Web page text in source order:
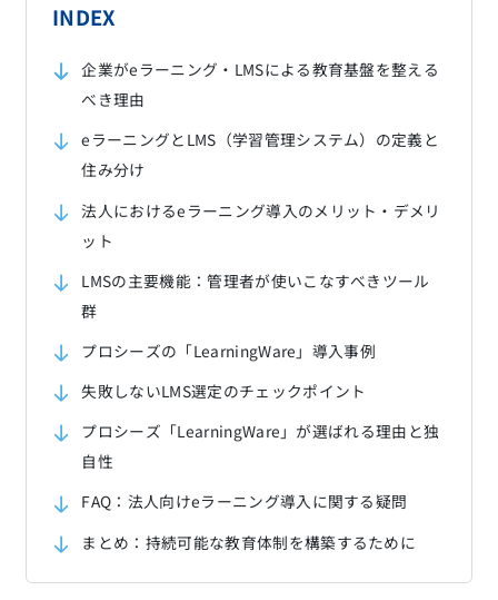
INDEX
企業がeラーニング・LMSによる教育基盤を整える
べき理由
eラーニングとLMS（学習管理システム）の定義と
住み分け
法人におけるeラーニング導入のメリット・デメリ
ット
LMSの主要機能：管理者が使いこなすべきツール
群
プロシーズの「LearningWare」導入事例
失敗しないLMS選定のチェックポイント
プロシーズ「LearningWare」が選ばれる理由と独
自性
FAQ：法人向けeラーニング導入に関する疑問
まとめ：持続可能な教育体制を構築するために